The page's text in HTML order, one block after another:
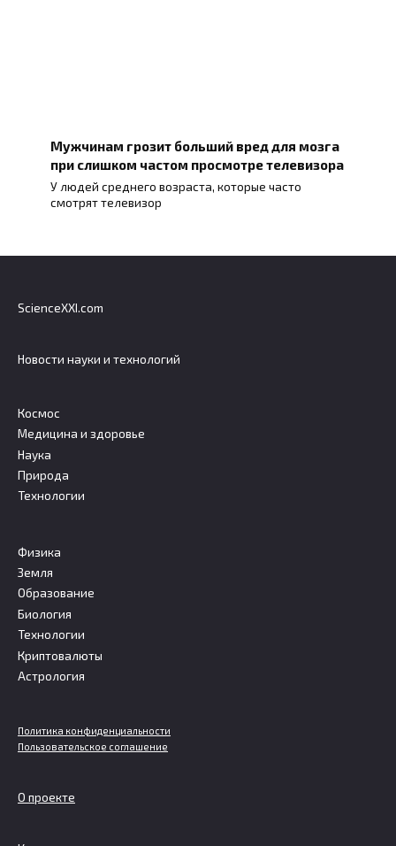
Мужчинам грозит больший вред для мозга
при слишком частом просмотре телевизора
У людей среднего возраста, которые часто
смотрят телевизор
ScienceXXI.com
Новости науки и технологий
Космос
Медицина и здоровье
Наука
Природа
Технологии
Физика
Земля
Образование
Биология
Технологии
Криптовалюты
Астрология
Политика конфиденциальности
Пользовательское соглашение
О проекте